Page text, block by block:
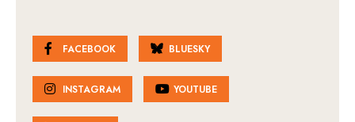
FACEBOOK BLUESKY
INSTAGRAM YOUTUBE